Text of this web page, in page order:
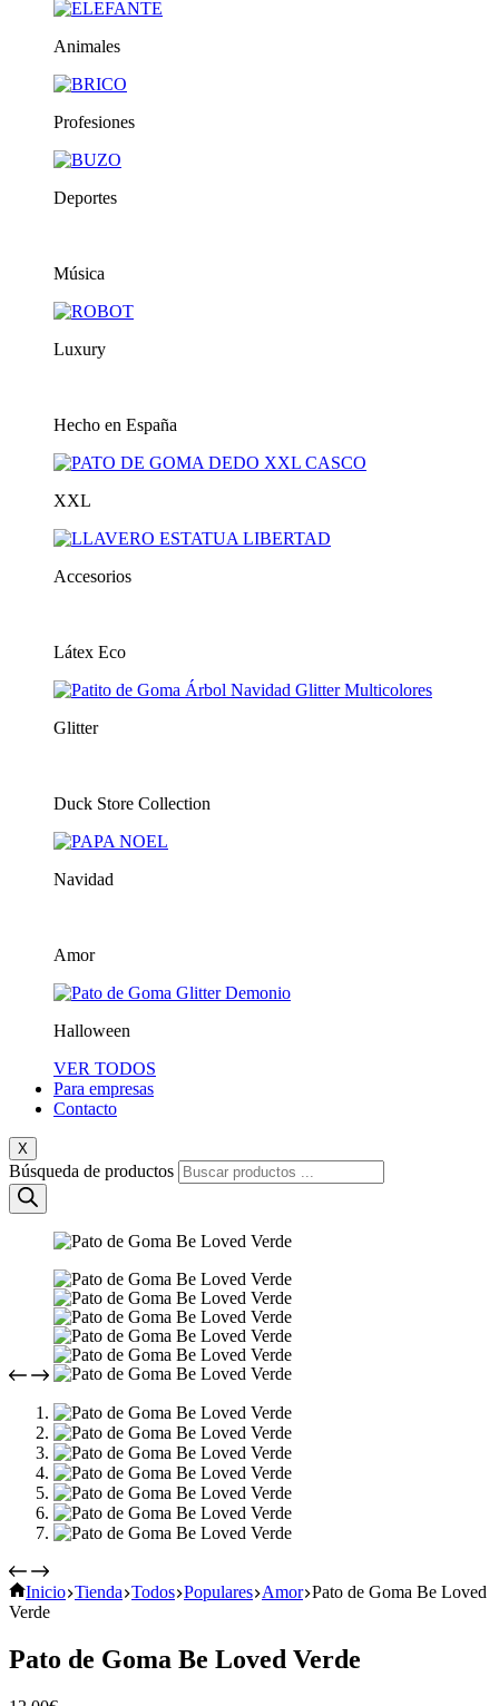
Animales
Profesiones
Deportes
Música
Luxury
Hecho en España
XXL
Accesorios
Látex Eco
Glitter
Duck Store Collection
Navidad
Amor
Halloween
VER TODOS
Para empresas
Contacto
X
Búsqueda de productos
Inicio Tienda Todos Populares Amor Pato de Goma Be Loved
Verde
Pato de Goma Be Loved Verde